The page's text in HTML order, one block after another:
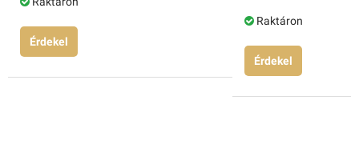
Érdekel
Raktáron
Érdekel